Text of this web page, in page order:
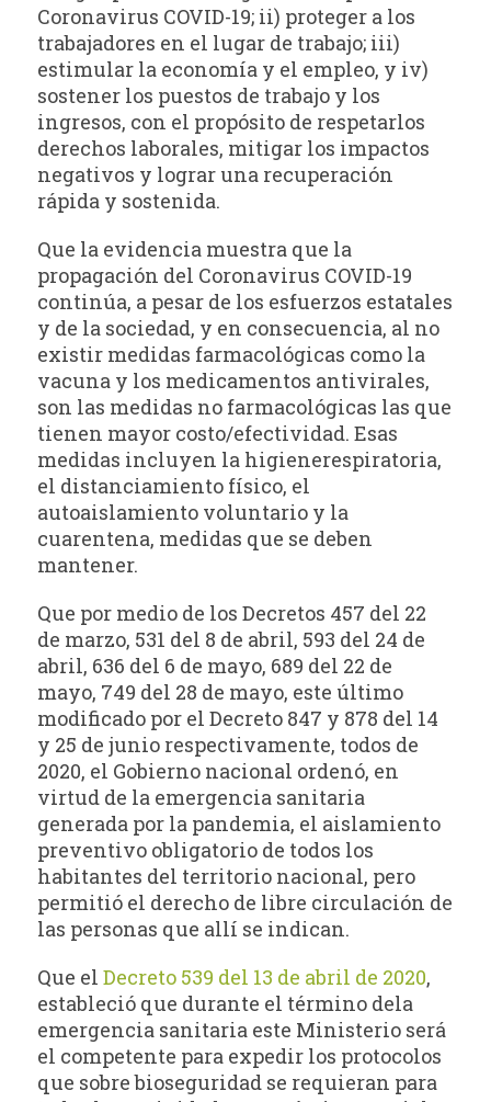
Coronavirus COVID-19; ii) proteger a los
trabajadores en el lugar de trabajo; iii)
estimular la economía y el empleo, y iv)
sostener los puestos de trabajo y los
ingresos, con el propósito de respetarlos
derechos laborales, mitigar los impactos
negativos y lograr una recuperación
rápida y sostenida.
Que la evidencia muestra que la
propagación del Coronavirus COVID-19
continúa, a pesar de los esfuerzos estatales
y de la sociedad, y en consecuencia, al no
existir medidas farmacológicas como la
vacuna y los medicamentos antivirales,
son las medidas no farmacológicas las que
tienen mayor costo/efectividad. Esas
medidas incluyen la higienerespiratoria,
el distanciamiento físico, el
autoaislamiento voluntario y la
cuarentena, medidas que se deben
mantener.
Que por medio de los Decretos 457 del 22
de marzo, 531 del 8 de abril, 593 del 24 de
abril, 636 del 6 de mayo, 689 del 22 de
mayo, 749 del 28 de mayo, este último
modificado por el Decreto 847 y 878 del 14
y 25 de junio respectivamente, todos de
2020, el Gobierno nacional ordenó, en
virtud de la emergencia sanitaria
generada por la pandemia, el aislamiento
preventivo obligatorio de todos los
habitantes del territorio nacional, pero
permitió el derecho de libre circulación de
las personas que allí se indican.
Que elDecreto 539 del 13 de abril de 2020,
estableció que durante el término dela
emergencia sanitaria este Ministerio será
el competente para expedir los protocolos
que sobre bioseguridad se requieran para